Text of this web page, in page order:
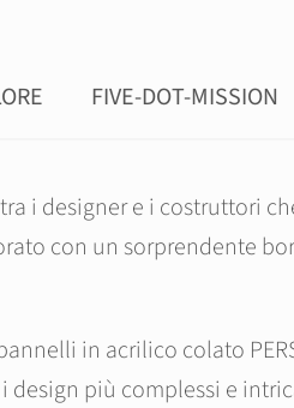
FIVE-DOT-MISSION
i designer e i costruttori
con un sorprendente
in acrilico colato
design più complessi e